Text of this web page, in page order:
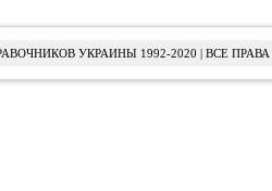
УКРАИНЫ 1992-2020 | ВСЕ